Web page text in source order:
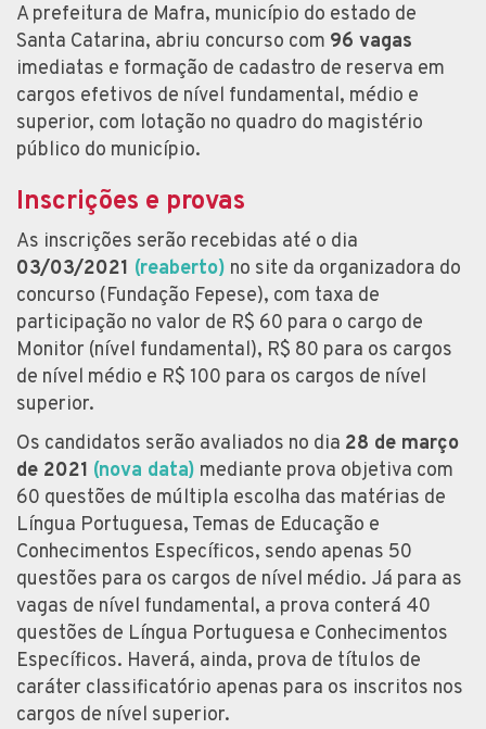
A prefeitura de Mafra, município do estado de
Santa Catarina, abriu concurso com 96 vagas
imediatas e formação de cadastro de reserva em
cargos efetivos de nível fundamental, médio e
superior, com lotação no quadro do magistério
público do município.
Inscrições e provas
As inscrições serão recebidas até o dia
03/03/2021 (reaberto) no site da organizadora do
concurso (Fundação Fepese), com taxa de
participação no valor de R$ 60 para o cargo de
Monitor (nível fundamental), R$ 80 para os cargos
de nível médio e R$ 100 para os cargos de nível
superior.
Os candidatos serão avaliados no dia 28 de março
de 2021 (nova data) mediante prova objetiva com
60 questões de múltipla escolha das matérias de
Língua Portuguesa, Temas de Educação e
Conhecimentos Específicos, sendo apenas 50
questões para os cargos de nível médio. Já para as
vagas de nível fundamental, a prova conterá 40
questões de Língua Portuguesa e Conhecimentos
Específicos. Haverá, ainda, prova de títulos de
caráter classificatório apenas para os inscritos nos
cargos de nível superior.